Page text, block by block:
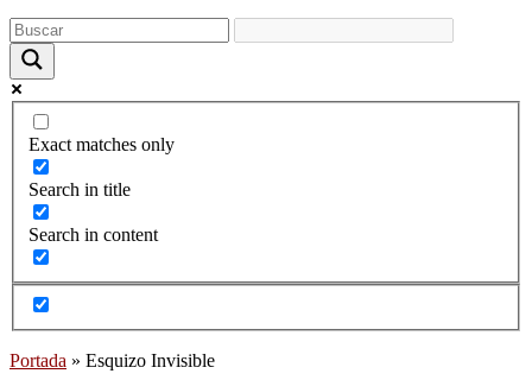
Exact matches only
Search in title
Search in content
Portada » Esquizo Invisible